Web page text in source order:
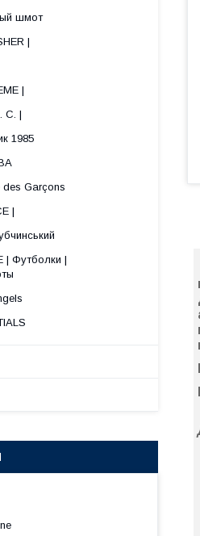
шмот
|
|
C. |
1985
des Garçons
|
| Футболки |